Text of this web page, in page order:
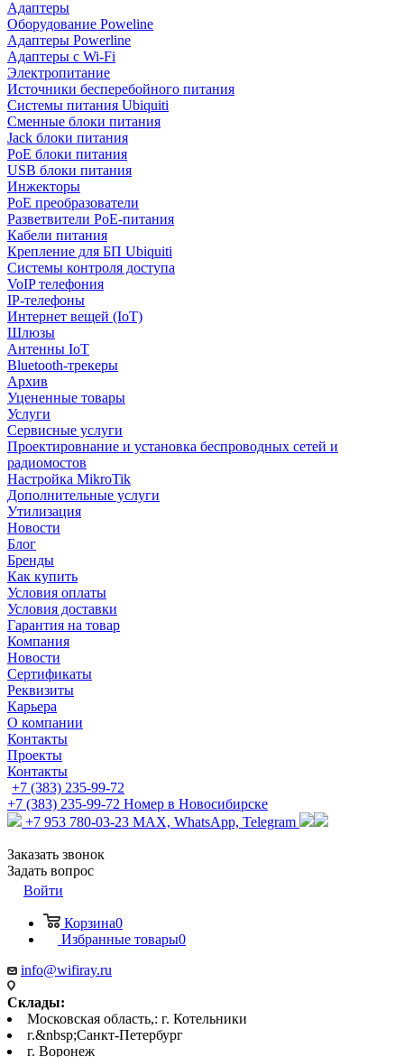
Адаптеры
Оборудование Poweline
Адаптеры Powerline
Адаптеры с Wi-Fi
Электропитание
Источники бесперебойного питания
Системы питания Ubiquiti
Сменные блоки питания
Jack блоки питания
PoE блоки питания
USB блоки питания
Инжекторы
PoE преобразователи
Разветвители PoE-питания
Кабели питания
Крепление для БП Ubiquiti
Системы контроля доступа
VoIP телефония
IP-телефоны
Интернет вещей (IoT)
Шлюзы
Антенны IoT
Bluetooth-трекеры
Архив
Уцененные товары
Услуги
Сервисные услуги
Проектировнание и установка беспроводных сетей и
радиомостов
Настройка MikroTik
Дополнительные услуги
Утилизация
Новости
Блог
Бренды
Как купить
Условия оплаты
Условия доставки
Гарантия на товар
Компания
Новости
Сертификаты
Реквизиты
Карьера
О компании
Контакты
Проекты
Контакты
+7 (383) 235-99-72
+7 (383) 235-99-72 Номер в Новосибирске
+7 953 780-03-23 MAX, WhatsApp, Telegram
Заказать звонок
Задать вопрос
Войти
Корзина0
Избранные товары0
info@wifiray.ru
Склады:
Московская область,: г. Котельники
г.&nbsp;Санкт-Петербург
г. Воронеж